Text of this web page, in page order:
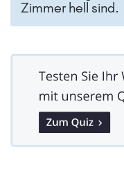
Zimmer hell sind.